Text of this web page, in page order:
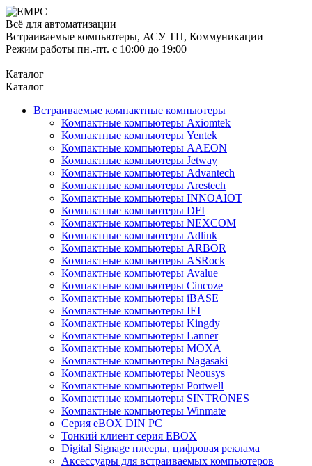
Всё для автоматизации
Встраиваемые компьютеры, АСУ ТП, Коммуникации
Режим работы пн.-пт. с 10:00 до 19:00
Каталог
Каталог
Встраиваемые компактные компьютеры
Компактные компьютеры Axiomtek
Компактные компьютеры Yentek
Компактные компьютеры AAEON
Компактные компьютеры Jetway
Компактные компьютеры Advantech
Компактные компьютеры Arestech
Компактные компьютеры INNOAIOT
Компактные компьютеры DFI
Компактные компьютеры NEXCOM
Компактные компьютеры Adlink
Компактные компьютеры ARBOR
Компактные компьютеры ASRock
Компактные компьютеры Avalue
Компактные компьютеры Cincoze
Компактные компьютеры iBASE
Компактные компьютеры IEI
Компактные компьютеры Kingdy
Компактные компьютеры Lanner
Компактные компьютеры MOXA
Компактные компьютеры Nagasaki
Компактные компьютеры Neousys
Компактные компьютеры Portwell
Компактные компьютеры SINTRONES
Компактные компьютеры Winmate
Серия eBOX DIN PC
Тонкий клиент серия EBOX
Digital Signage плееры, цифровая реклама
Аксессуары для встраиваемых компьютеров